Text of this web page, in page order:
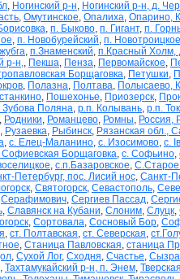
, Ногинский р-н, Ногинский р-н, д.
, Омутинское, Опалиха, Опарино,
, п. Быково, п. Гигант, п.
, п. Новобурейский, п.
, п.Знаменский, п.Красный Холм,
р-н,, Пекша, Пенза, Первомайское,
Борщаговка, Петушки,
, Полазна, Полтава, Полысаево,
, Пошехонье, Приозерск,
Зубова Поляна, р.п. Колывань, р.п.
, Родники, Романцево, Ромны, Россия,
, Рузаевка, Рыбинск, Рязанская обл.,
, с. Елец-Маланино, с. Изосимово, с.
Софиевская Борщаговка, с. Софьино,
, с.п.Базаровское,
Петербург, пос. Лисий нос, Санкт-
, Святогорск, Севастополь,
Серафимович, Сергиев Пассад,
, Славянск на Кубани, Слоним, Слуцк,
, Сортовала, Сосновый Бор,
, ст. Полтавская, ст. Северская,
, Станица Павловская, станица
, Сухой Лог, Сходня, Счастье,
, Тахтамукайский р-н, п. Энем,